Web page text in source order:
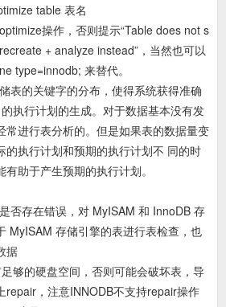
table 表名
操作，否则提示“Table does not s
+ analyze instead”，当然也可以
type=innodb; 来替代。
表的关键字的分布，使得系统获得准确
执行计划的生成。对于数据基本没有发
常进行表分析的。但是如果表的数据量变
的执行计划和预期的执行计划不 同的时
助于产生预期的执行计划。
否存在错误，对 MyISAM 和 InnoDB 存
MyISAM 存储引擎的表进行表检查，也
据
够的硬盘空间，否则可能会破坏表，导
repair，注意INNODB不支持repair操作